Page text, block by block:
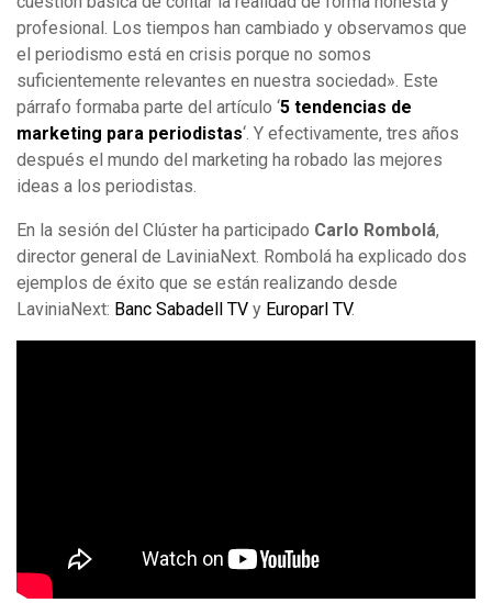
profesional. Los tiempos han cambiado y observamos que
el periodismo está en crisis porque no somos
suficientemente relevantes en nuestra sociedad». Este
párrafo formaba parte del artículo ‘5 tendencias de
marketing para periodistas‘. Y efectivamente, tres años
después el mundo del marketing ha robado las mejores
ideas a los periodistas.
En la sesión del Clúster ha participado Carlo Rombolá,
director general de LaviniaNext. Rombolá ha explicado dos
ejemplos de éxito que se están realizando desde
LaviniaNext: Banc Sabadell TV y Europarl TV.